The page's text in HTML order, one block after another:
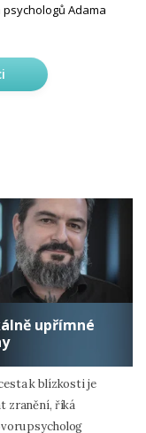
Adama
upřímné
k blízkosti je
zranění, říká
psycholog